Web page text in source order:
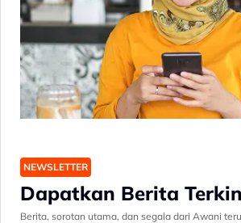
NEWSLETTER
Dapatkan Berita
Berita, sorotan utama, dan segala dari Awani